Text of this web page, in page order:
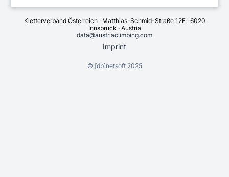
Kletterverband Österreich · Matthias-Schmid-Straße 12E · 6020
Innsbruck · Austria
data@austriaclimbing.com
Imprint
© [db]netsoft2025